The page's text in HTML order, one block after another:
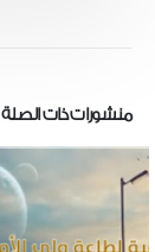
منشوراتذات الصلة